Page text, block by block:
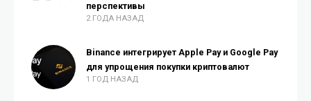
перспективы
2 ГОДА НАЗАД
Binance интегрирует Apple Pay и Google Pay
для упрощения покупки криптовалют
1 ГОД НАЗАД